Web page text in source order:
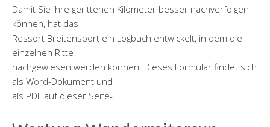
Damit Sie ihre gerittenen Kilometer besser nachverfolgen
können, hat das
Ressort Breitensport ein Logbuch entwickelt, in dem die
einzelnen Ritte
nachgewiesen werden können. Dieses Formular findet sich
als Word-Dokument und
als PDF auf dieser Seite-